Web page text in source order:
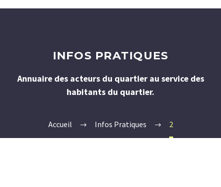
INFOS PRATIQUES
Annuaire des acteurs du quartier au service des
habitants du quartier.
Accueil Infos Pratiques 2